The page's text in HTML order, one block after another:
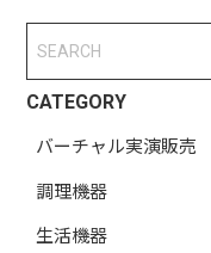
CATEGORY
バーチャル実演販売
調理機器
生活機器